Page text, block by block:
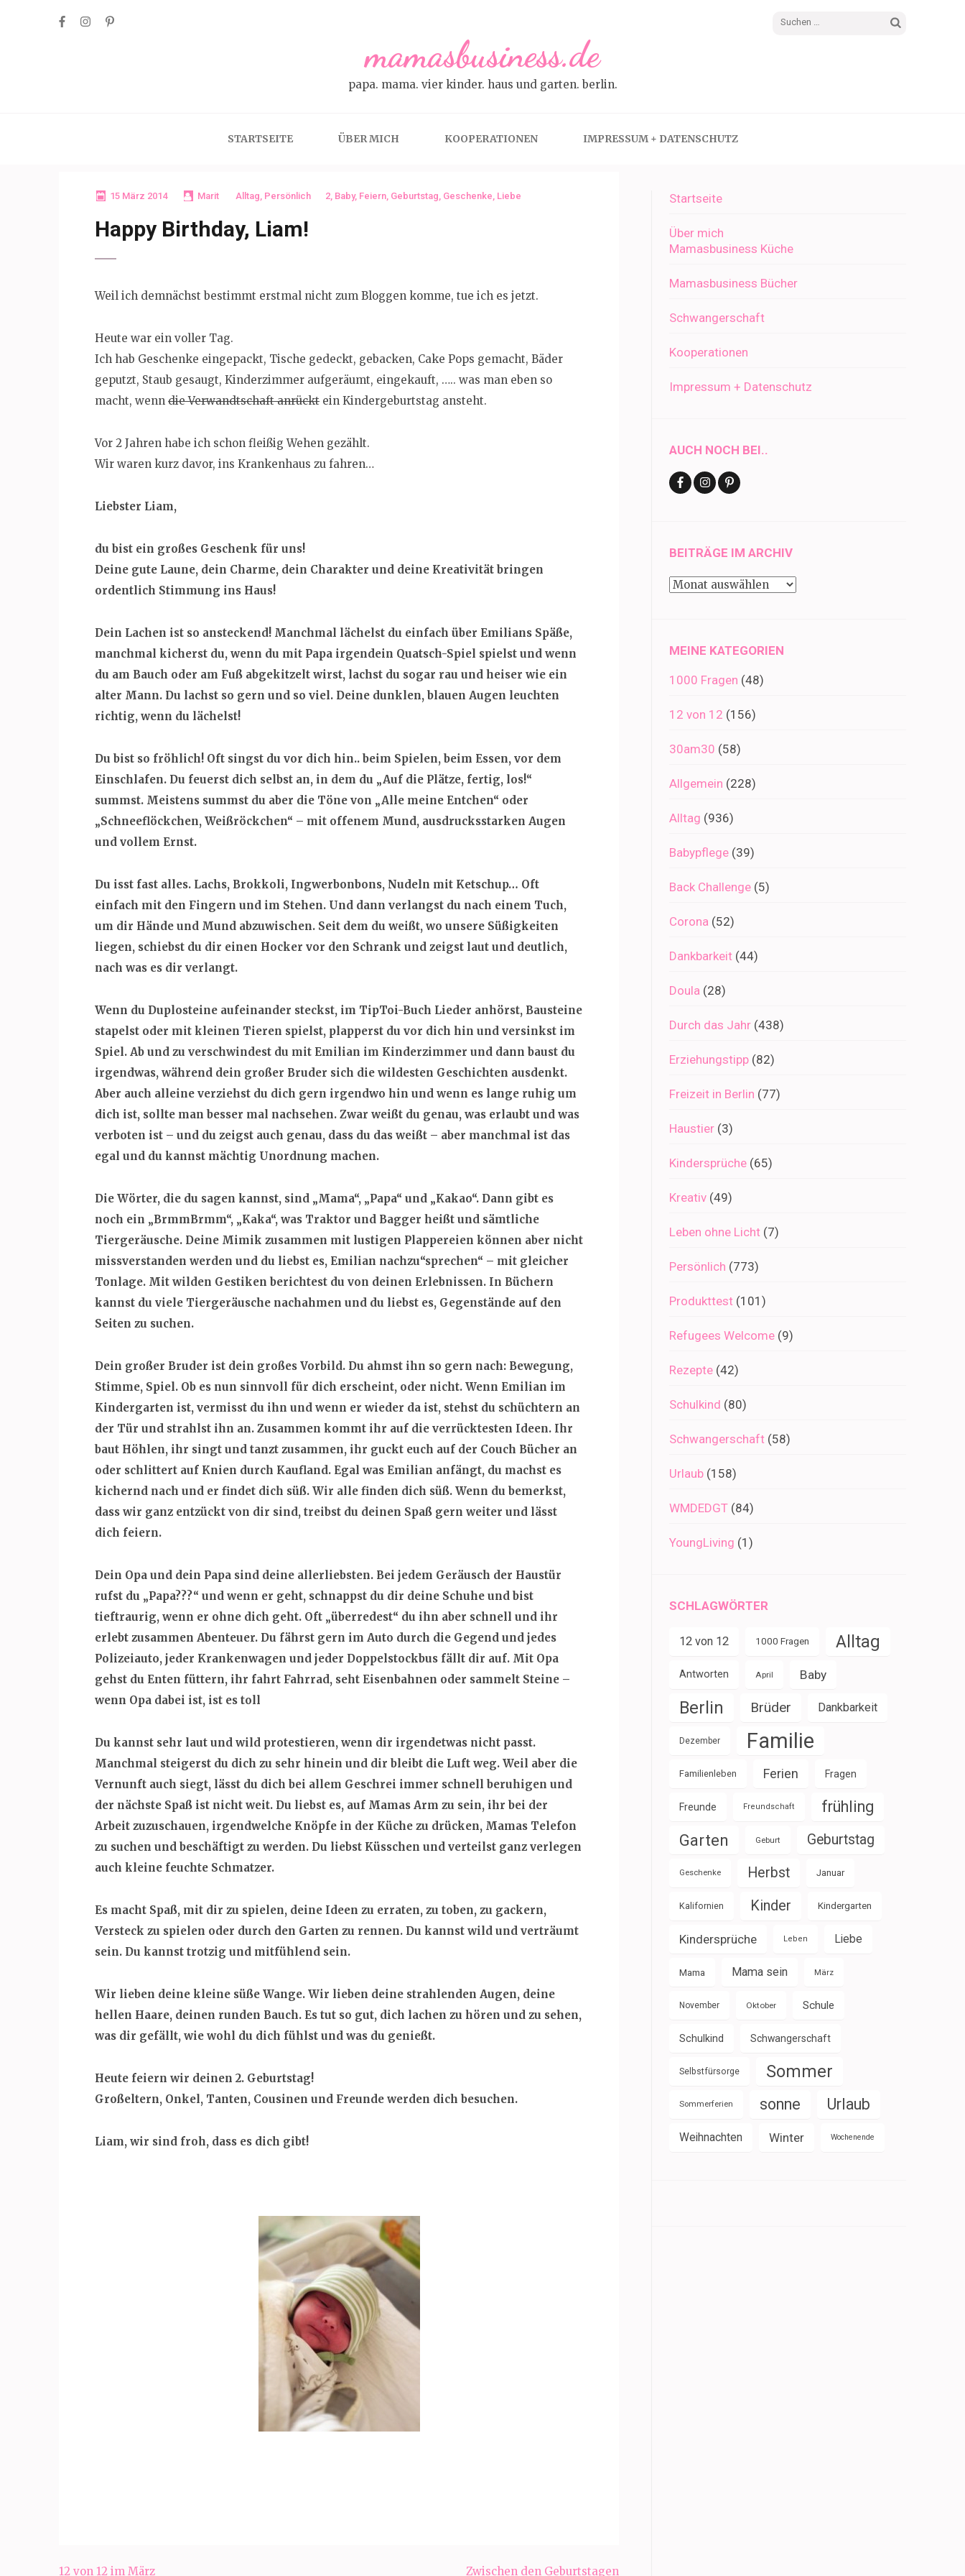
Suchen
mamasbusiness.de
papa. mama. vier kinder. haus und garten. berlin.
STARTSEITE ÜBER MICH KOOPERATIONEN IMPRESSUM + DATENSCHUTZ
15 März 2014 Marit Alltag, Persönlich 2, Baby, Feiern, Geburtstag, Geschenke, Liebe
Happy Birthday, Liam!
Weil ich demnächst bestimmt erstmal nicht zum Bloggen komme, tue ich es jetzt.
Heute war ein voller Tag.
Ich hab Geschenke eingepackt, Tische gedeckt, gebacken, Cake Pops gemacht, Bäder
geputzt, Staub gesaugt, Kinderzimmer aufgeräumt, eingekauft, ….. was man eben so
macht, wenn die Verwandtschaft anrückt ein Kindergeburtstag ansteht.
Vor 2 Jahren habe ich schon fleißig Wehen gezählt.
Wir waren kurz davor, ins Krankenhaus zu fahren…
Liebster Liam,
du bist ein großes Geschenk für uns!
Deine gute Laune, dein Charme, dein Charakter und deine Kreativität bringen
ordentlich Stimmung ins Haus!
Dein Lachen ist so ansteckend! Manchmal lächelst du einfach über Emilians Späße,
manchmal kicherst du, wenn du mit Papa irgendein Quatsch-Spiel spielst und wenn
du am Bauch oder am Fuß abgekitzelt wirst, lachst du sogar rau und heiser wie ein
alter Mann. Du lachst so gern und so viel. Deine dunklen, blauen Augen leuchten
richtig, wenn du lächelst!
Du bist so fröhlich! Oft singst du vor dich hin.. beim Spielen, beim Essen, vor dem
Einschlafen. Du feuerst dich selbst an, in dem du „Auf die Plätze, fertig, los!“
summst. Meistens summst du aber die Töne von „Alle meine Entchen“ oder
„Schneeflöckchen, Weißröckchen“ – mit offenem Mund, ausdrucksstarken Augen
und vollem Ernst.
Du isst fast alles. Lachs, Brokkoli, Ingwerbonbons, Nudeln mit Ketschup… Oft
einfach mit den Fingern und im Stehen. Und dann verlangst du nach einem Tuch,
um dir Hände und Mund abzuwischen. Seit dem du weißt, wo unsere Süßigkeiten
liegen, schiebst du dir einen Hocker vor den Schrank und zeigst laut und deutlich,
nach was es dir verlangt.
Wenn du Duplosteine aufeinander steckst, im TipToi-Buch Lieder anhörst, Bausteine
stapelst oder mit kleinen Tieren spielst, plapperst du vor dich hin und versinkst im
Spiel. Ab und zu verschwindest du mit Emilian im Kinderzimmer und dann baust du
irgendwas, während dein großer Bruder sich die wildesten Geschichten ausdenkt.
Aber auch alleine verziehst du dich gern irgendwo hin und wenn es lange ruhig um
dich ist, sollte man besser mal nachsehen. Zwar weißt du genau, was erlaubt und was
verboten ist – und du zeigst auch genau, dass du das weißt – aber manchmal ist das
egal und du kannst mächtig Unordnung machen.
Die Wörter, die du sagen kannst, sind „Mama“, „Papa“ und „Kakao“. Dann gibt es
noch ein „BrmmBrmm“, „Kaka“, was Traktor und Bagger heißt und sämtliche
Tiergeräusche. Deine Mimik zusammen mit lustigen Plappereien können aber nicht
missverstanden werden und du liebst es, Emilian nachzu“sprechen“ – mit gleicher
Tonlage. Mit wilden Gestiken berichtest du von deinen Erlebnissen. In Büchern
kannst du viele Tiergeräusche nachahmen und du liebst es, Gegenstände auf den
Seiten zu suchen.
Dein großer Bruder ist dein großes Vorbild. Du ahmst ihn so gern nach: Bewegung,
Stimme, Spiel. Ob es nun sinnvoll für dich erscheint, oder nicht. Wenn Emilian im
Kindergarten ist, vermisst du ihn und wenn er wieder da ist, stehst du schüchtern an
der Tür und strahlst ihn an. Zusammen kommt ihr auf die verrücktesten Ideen. Ihr
baut Höhlen, ihr singt und tanzt zusammen, ihr guckt euch auf der Couch Bücher an
oder schlittert auf Knien durch Kaufland. Egal was Emilian anfängt, du machst es
kichernd nach und er findet dich süß. Wir alle finden dich süß. Wenn du bemerkst,
dass wir ganz entzückt von dir sind, treibst du deinen Spaß gern weiter und lässt
dich feiern.
Dein Opa und dein Papa sind deine allerliebsten. Bei jedem Geräusch der Haustür
rufst du „Papa???“ und wenn er geht, schnappst du dir deine Schuhe und bist
tieftraurig, wenn er ohne dich geht. Oft „überredest“ du ihn aber schnell und ihr
erlebt zusammen Abenteuer. Du fährst gern im Auto durch die Gegend und jedes
Polizeiauto, jeder Krankenwagen und jeder Doppelstockbus fällt dir auf. Mit Opa
gehst du Enten füttern, ihr fahrt Fahrrad, seht Eisenbahnen oder sammelt Steine –
wenn Opa dabei ist, ist es toll
Du kannst sehr laut und wild protestieren, wenn dir irgendetwas nicht passt.
Manchmal steigerst du dich zu sehr hinein und dir bleibt die Luft weg. Weil aber die
Vernunft auch siegt, lässt du dich bei allem Geschrei immer schnell beruhigen und
der nächste Spaß ist nicht weit. Du liebst es, auf Mamas Arm zu sein, ihr bei der
Arbeit zuzuschauen, irgendwelche Knöpfe in der Küche zu drücken, Mamas Telefon
zu suchen und beschäftigt zu werden. Du liebst Küsschen und verteilst ganz verlegen
auch kleine feuchte Schmatzer.
Es macht Spaß, mit dir zu spielen, deine Ideen zu erraten, zu toben, zu gackern,
Versteck zu spielen oder durch den Garten zu rennen. Du kannst wild und verträumt
sein. Du kannst trotzig und mitfühlend sein.
Wir lieben deine kleine süße Wange. Wir lieben deine strahlenden Augen, deine
hellen Haare, deinen runden Bauch. Es tut so gut, dich lachen zu hören und zu sehen,
was dir gefällt, wie wohl du dich fühlst und was du genießt.
Heute feiern wir deinen 2. Geburtstag!
Großeltern, Onkel, Tanten, Cousinen und Freunde werden dich besuchen.
Liam, wir sind froh, dass es dich gibt!
Beitragsnavigation
12 von 12 im März Zwischen den Geburtstagen
Startseite
Über mich
Mamasbusiness Küche
Mamasbusiness Bücher
Schwangerschaft
Kooperationen
Impressum + Datenschutz
AUCH NOCH BEI..
BEITRÄGE IM ARCHIV
Beiträge
MEINE KATEGORIEN
1000 Fragen (48)
12 von 12 (156)
30am30 (58)
Allgemein (228)
Alltag (936)
Babypflege (39)
Back Challenge (5)
Corona (52)
Dankbarkeit (44)
Doula (28)
Durch das Jahr (438)
Erziehungstipp (82)
Freizeit in Berlin (77)
Haustier (3)
Kindersprüche (65)
Kreativ (49)
Leben ohne Licht (7)
Persönlich (773)
Produkttest (101)
Refugees Welcome (9)
Rezepte (42)
Schulkind (80)
Schwangerschaft (58)
Urlaub (158)
WMDEDGT (84)
YoungLiving (1)
SCHLAGWÖRTER
12 von 12 1000 Fragen Alltag
Antworten April Baby
Berlin Brüder Dankbarkeit
Dezember Familie
Familienleben Ferien Fragen
Freunde Freundschaft frühling
Garten Geburt Geburtstag
Geschenke Herbst Januar
Kalifornien Kinder Kindergarten
Kindersprüche Leben Liebe
Mama Mama sein März
November Oktober Schule
Schulkind Schwangerschaft
Selbstfürsorge Sommer
Sommerferien sonne Urlaub
Weihnachten Winter Wochenende